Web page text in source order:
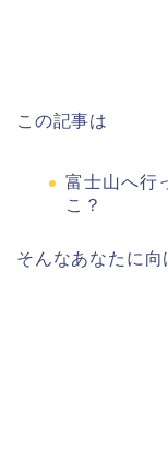
この記事は
富士山へ行
こ？
そんなあなたに向